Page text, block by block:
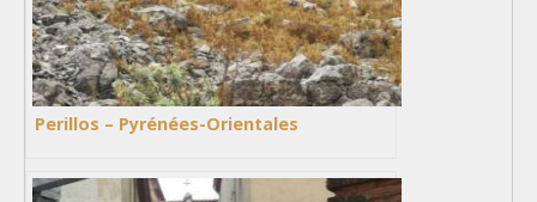
Perillos – Pyrénées-Orientales